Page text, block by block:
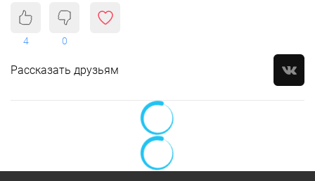
4 0
Рассказать друзьям